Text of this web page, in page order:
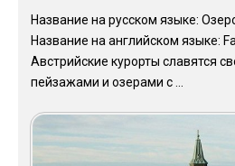
Название на русском языке:
Название на английском языке:
Австрийские курорты славятся
пейзажами и озерами с ...